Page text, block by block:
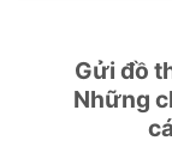
Gửi đồ
Những